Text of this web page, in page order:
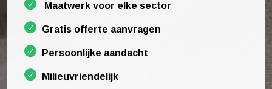
Maatwerk voor elke sector
Gratis offerte aanvragen
Persoonlijke aandacht
Milieuvriendelijk